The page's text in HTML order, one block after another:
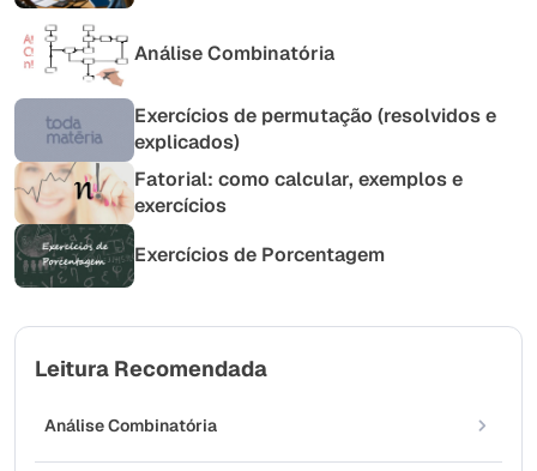
Análise Combinatória
Exercícios de permutação (resolvidos e
explicados)
Fatorial: como calcular, exemplos e
exercícios
Exercícios de Porcentagem
Leitura Recomendada
Análise Combinatória